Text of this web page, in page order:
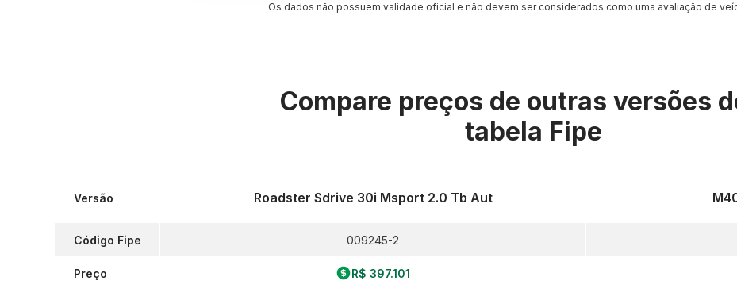
Os dados não possuem validade oficial e não devem ser considerados como uma avaliação de
Compare preços de outras versões
tabela Fipe
Versão
Código Fipe
Preço
Roadster Sdrive 30i Msport 2.0 Tb Aut
009245-2
R$ 397.101